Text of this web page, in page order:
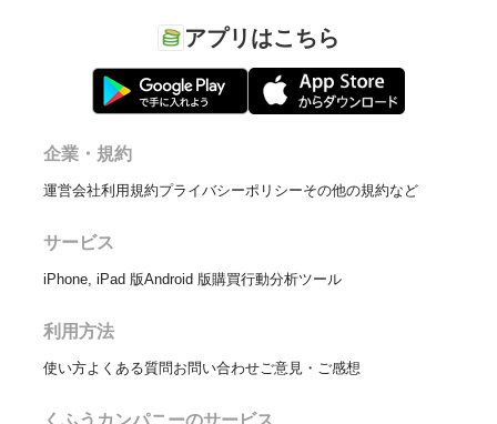
アプリはこちら
企業・規約
運営会社利用規約プライバシーポリシーその他の規約など
サービス
iPhone, iPad 版Android 版購買行動分析ツール
利用方法
使い方よくある質問お問い合わせご意見・ご感想
くふうカンパニーのサービス